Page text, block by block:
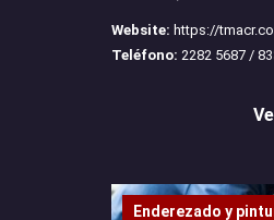
Website: https://
Teléfono: 2282 5687 /
Enderezado y